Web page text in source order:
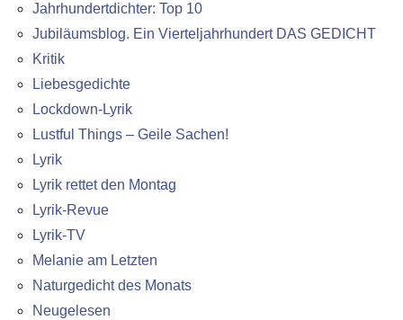
Jahrhundertdichter: Top 10
Jubiläumsblog. Ein Vierteljahrhundert DAS GEDICHT
Kritik
Liebesgedichte
Lockdown-Lyrik
Lustful Things – Geile Sachen!
Lyrik
Lyrik rettet den Montag
Lyrik-Revue
Lyrik-TV
Melanie am Letzten
Naturgedicht des Monats
Neugelesen